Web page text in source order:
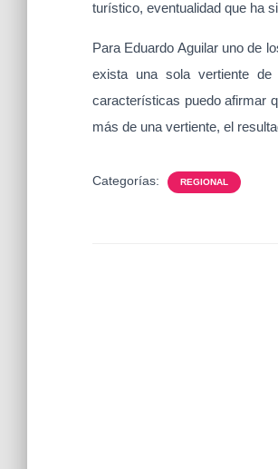
turístico, eventualidad que ha
Para Eduardo Aguilar uno de
exista una sola vertiente
características puedo afirmar
más de una vertiente, el
Categorías: REGIONAL